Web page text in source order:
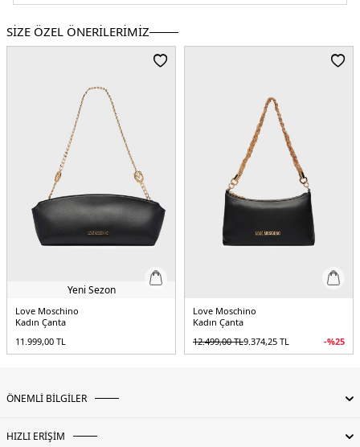
-Çıkarılabilir uzatma askılı
Üretim Yeri :Çin
SİZE ÖZEL ÖNERİLERİMİZ
Yeni Sezon
Love Moschino
Kadın Çanta
11.999,00 TL
Love Moschino
Kadın Çanta
12.499,00TL9.374,25 TL -%25
ÖNEMLİ BİLGİLER
HIZLI ERİŞİM